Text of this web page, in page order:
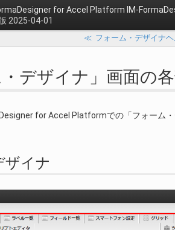
for Accel Platform IM-
2025-04-01
≪ フォーム・デザイナ
・デザイナ」画面の
for Accel Platformでの「フォーム
ザイナ